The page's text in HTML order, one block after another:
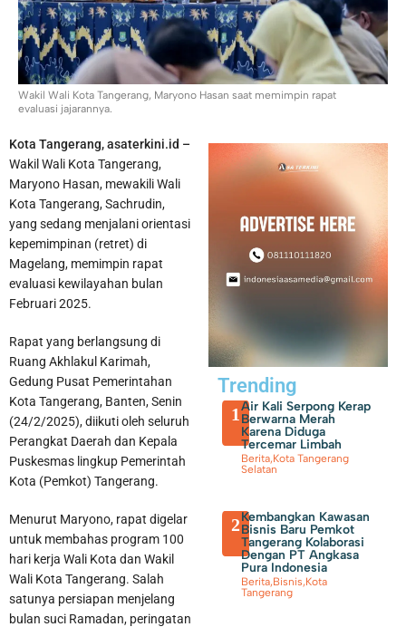
Pemkab Tangerang Berencana Buka TPS3R di Tigaraksa
Wakil Wali Kota Tangerang, Maryono Hasan saat memimpin rapat
evaluasi jajarannya.
Kota Tangerang, asaterkini.id –
Wakil Wali Kota Tangerang,
Maryono Hasan, mewakili Wali
Kota Tangerang, Sachrudin,
yang sedang menjalani orientasi
kepemimpinan (retret) di
Magelang, memimpin rapat
evaluasi kewilayahan bulan
Februari 2025.
Rapat yang berlangsung di
Ruang Akhlakul Karimah,
Gedung Pusat Pemerintahan
Kota Tangerang, Banten, Senin
(24/2/2025), diikuti oleh seluruh
Perangkat Daerah dan Kepala
Puskesmas lingkup Pemerintah
Kota (Pemkot) Tangerang.
Menurut Maryono, rapat digelar
untuk membahas program 100
hari kerja Wali Kota dan Wakil
Wali Kota Tangerang. Salah
satunya persiapan menjelang
bulan suci Ramadan, peringatan
Trending
1 Air Kali Serpong Kerap
Berwarna Merah
Karena Diduga
Tercemar Limbah
Berita,Kota Tangerang
Selatan
2Kembangkan Kawasan
Bisnis Baru Pemkot
Tangerang Kolaborasi
Dengan PT Angkasa
Pura Indonesia
Berita,Bisnis,Kota
Tangerang